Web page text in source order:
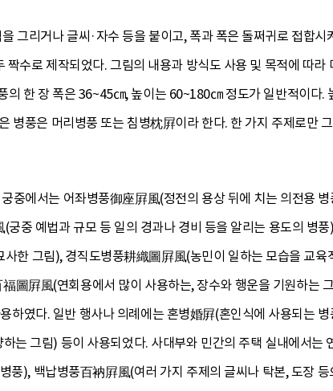
그리거나 글씨·자수 등을 붙이고, 폭과 폭은 돌쩌귀로 접합시
수로 제작되었다. 그림의 내용과 방식도 사용 및 목적에 따라
한 장 폭은 36~45㎝, 높이는 60~180㎝ 정도가 일반적이다.
병풍은 머리병풍 또는 침병枕屛이라 한다. 한 가지 주제로만
중에서는 어좌병풍御座屛風(정전의 용상 뒤에 치는 의전용
중 예법과 규모 등 일의 경과나 경비 등을 알리는 용도의 병풍
한 그림), 경직도병풍耕織圖屛風(농민이 일하는 모습을 교육
圖屛風(연회용에서 많이 사용하는, 장수와 행운을 기원하는
하였다. 일반 행사나 의례에는 혼병婚屛(혼인식에 사용되는
는 그림) 등이 사용되었다. 사대부와 민간의 주택 실내에서는
풍), 백납병풍百衲屛風(여러 가지 주제의 글씨나 탁본, 도장